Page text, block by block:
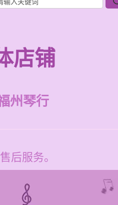
店铺
州琴行
后服务。